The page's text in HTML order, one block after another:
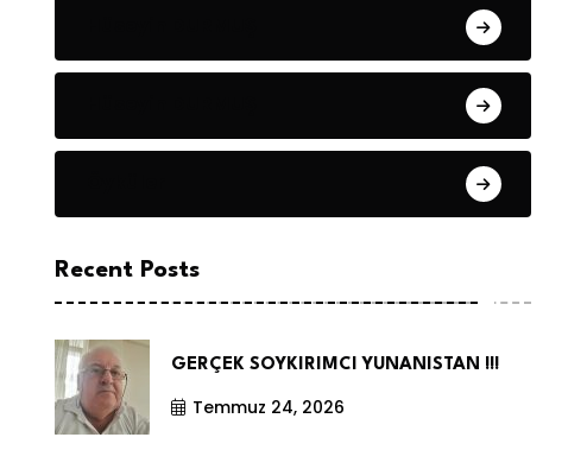
Recent Posts
GERÇEK SOYKIRIMCI YUNANISTAN !!!
Temmuz 24, 2026